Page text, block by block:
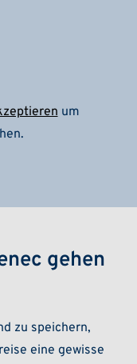
um
gehen
zu speichern,
eine gewisse